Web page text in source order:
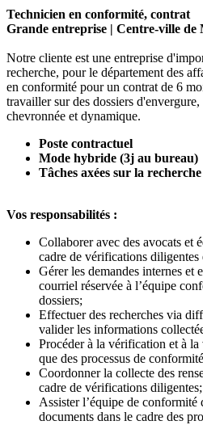
Technicien en conformité, contrat
Grande entreprise | Centre-ville
Notre cliente est une entreprise
recherche, pour le département des
en conformité pour un contrat de 6
travailler sur des dossiers
chevronnée et dynamique.
Poste contractuel
Mode hybride (3j au bureau)
Tâches axées sur la
Vos responsabilités :
Collaborer avec des avocats et
cadre de vérifications diligentes
Gérer les demandes internes et
courriel réservée à l’équipe
dossiers;
Effectuer des recherches via
valider les informations
Procéder à la vérification et à
que des processus de
Coordonner la collecte des
cadre de vérifications diligentes;
Assister l’équipe de conformité
documents dans le cadre des